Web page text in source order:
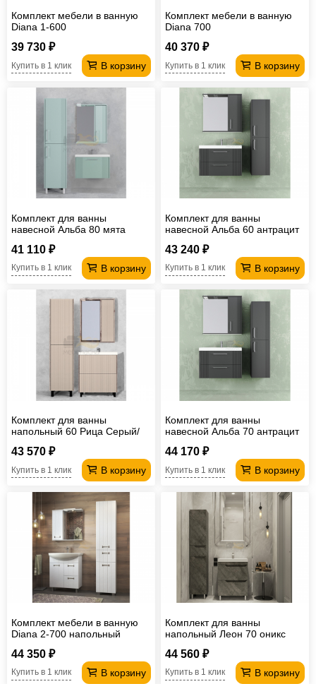
Комплект мебели в ванную
Diana 1-600
39 730 ₽
В корзину
Купить в 1 клик
Комплект мебели в ванную
Diana 700
40 370 ₽
В корзину
Купить в 1 клик
Комплект для ванны
навесной Альба 80 мята
41 110 ₽
В корзину
Купить в 1 клик
Комплект для ванны
навесной Альба 60 антрацит
43 240 ₽
В корзину
Купить в 1 клик
Комплект для ванны
напольный 60 Рица Cерый/
43 570 ₽
В корзину
Купить в 1 клик
Комплект для ванны
навесной Альба 70 антрацит
44 170 ₽
В корзину
Купить в 1 клик
Комплект мебели в ванную
Diana 2-700 напольный
44 350 ₽
В корзину
Купить в 1 клик
Комплект для ванны
напольный Леон 70 оникс
44 560 ₽
В корзину
Купить в 1 клик